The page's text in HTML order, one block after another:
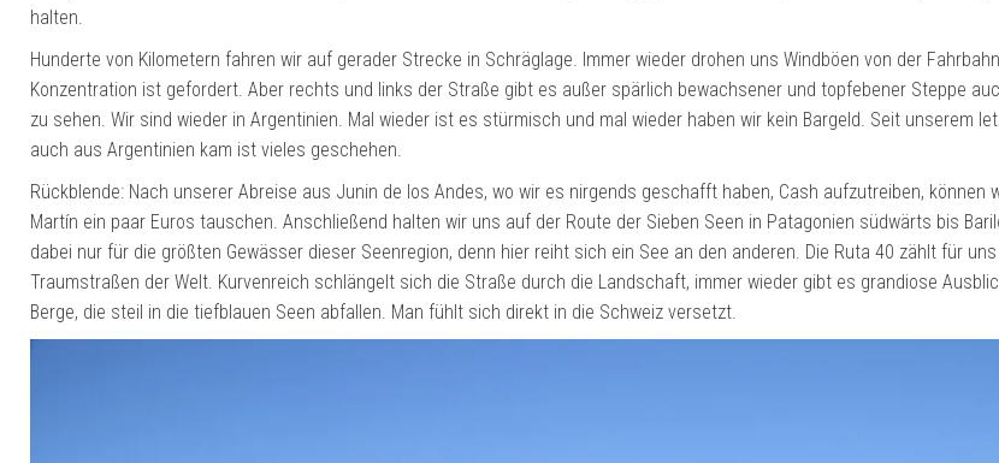
halten.
Hunderte von Kilometern fahren wir auf gerader Strecke in Schräglage. Immer wieder drohen uns Windböen von der
Konzentration ist gefordert. Aber rechts und links der Straße gibt es außer spärlich bewachsener und topfebener Steppe
zu sehen. Wir sind wieder in Argentinien. Mal wieder ist es stürmisch und mal wieder haben wir kein Bargeld. Seit unserem
auch aus Argentinien kam ist vieles geschehen.
Rückblende: Nach unserer Abreise aus Junin de los Andes, wo wir es nirgends geschafft haben, Cash aufzutreiben, können
Martín ein paar Euros tauschen. Anschließend halten wir uns auf der Route der Sieben Seen in Patagonien südwärts bis
dabei nur für die größten Gewässer dieser Seenregion, denn hier reiht sich ein See an den anderen. Die Ruta 40 zählt für
Traumstraßen der Welt. Kurvenreich schlängelt sich die Straße durch die Landschaft, immer wieder gibt es grandiose
Berge, die steil in die tiefblauen Seen abfallen. Man fühlt sich direkt in die Schweiz versetzt.